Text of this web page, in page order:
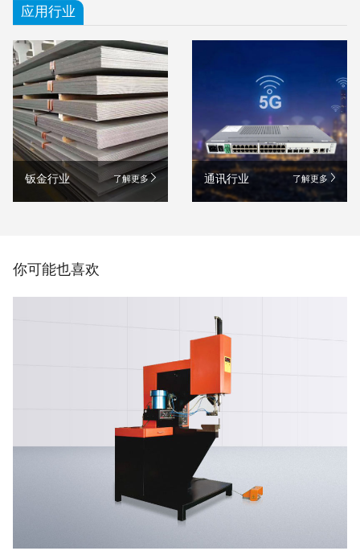
应用行业
钣金行业 了解更多 通讯行业 了解更多
你可能也喜欢